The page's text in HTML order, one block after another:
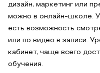
дизайн, маркетинг или
можно в онлайн-школе.
есть возможность
или по видео в записи.
кабинет, чаще всего
обучения.